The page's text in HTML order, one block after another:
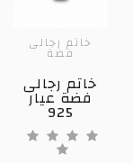
خاتم رجالى
فضة
خاتم رجالى
فضة عيار
925